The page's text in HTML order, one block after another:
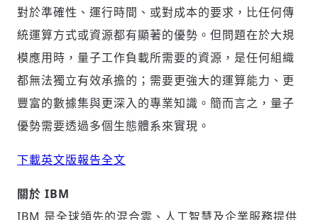
對於準確性、運行時間、或對成本的要求，比任何傳
統運算方式或資源都有顯著的優勢。但問題在於大規
模應用時，量子工作負載所需要的資源，是任何組織
都無法獨立有效承擔的；需要更強大的運算能力、更
豐富的數據集與更深入的專業知識。簡而言之，量子
優勢需要透過多個生態體系來實現。
下載英文版報告全文
關於 IBM
IBM 是全球領先的混合雲、人工智慧及企業服務提供